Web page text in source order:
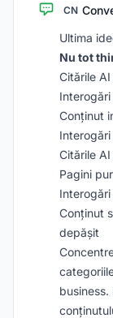
CN
Ultima
Nu tot
Citările
Conținut
Citările
Pagini
Conținut
depășit